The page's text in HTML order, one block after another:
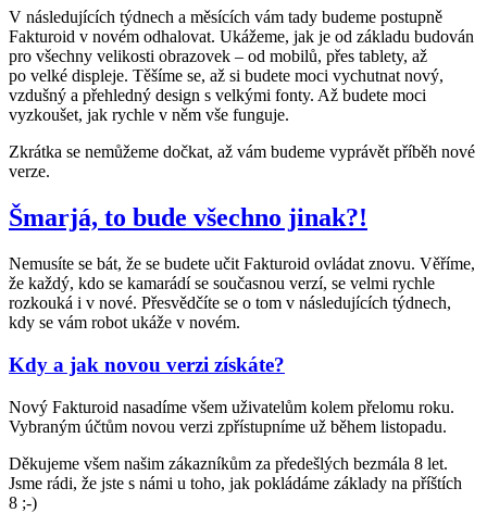
V následujících týdnech a měsících vám tady budeme postupně
Fakturoid v novém odhalovat. Ukážeme, jak je od základu budován
pro všechny velikosti obrazovek – od mobilů, přes tablety, až
po velké displeje. Těšíme se, až si budete moci vychutnat nový,
vzdušný a přehledný design s velkými fonty. Až budete moci
vyzkoušet, jak rychle v něm vše funguje.
Zkrátka se nemůžeme dočkat, až vám budeme vyprávět příběh nové
verze.
Šmarjá, to bude všechno jinak?!
Nemusíte se bát, že se budete učit Fakturoid ovládat znovu. Věříme,
že každý, kdo se kamarádí se současnou verzí, se velmi rychle
rozkouká i v nové. Přesvědčíte se o tom v následujících týdnech,
kdy se vám robot ukáže v novém.
Kdy a jak novou verzi získáte?
Nový Fakturoid nasadíme všem uživatelům kolem přelomu roku.
Vybraným účtům novou verzi zpřístupníme už během listopadu.
Děkujeme všem našim zákazníkům za předešlých bezmála 8 let.
Jsme rádi, že jste s námi u toho, jak pokládáme základy na příštích
8 ;-)